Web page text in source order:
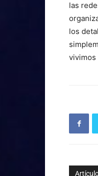
las
los
vivimos